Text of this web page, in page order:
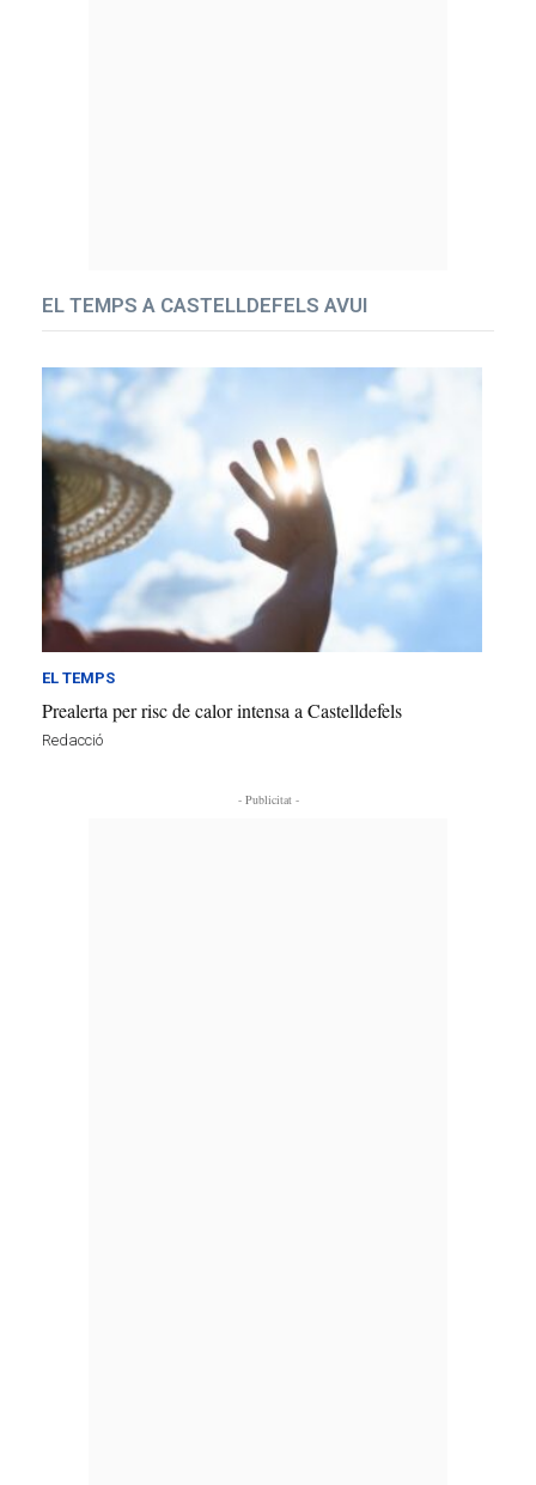
EL TEMPS A CASTELLDEFELS AVUI
EL TEMPS
Prealerta per risc de calor intensa a Castelldefels
Redacció
- Publicitat -